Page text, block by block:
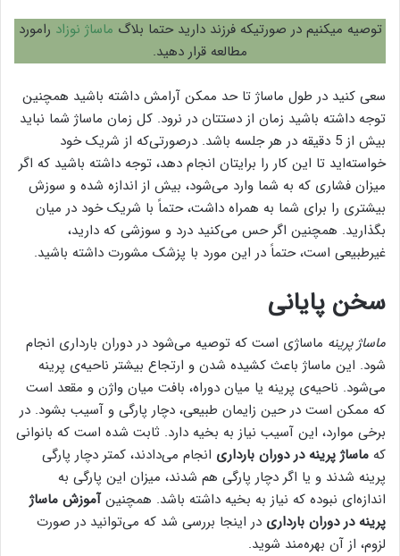
توصیه میکنیم در صورتیکه فرزند دارید حتما بلاگ ماساژ نوزاد رامورد
مطالعه قرار دهید.
سعی کنید در طول ماساژ تا حد ممکن آرامش داشته باشید همچنین
توجه داشته باشید زمان از دستتان در نرود. کل زمان ماساژ شما نباید
بیش از 5 دقیقه در هر جلسه باشد. درصورتی‌که از شریک خود
خواسته‌اید تا این کار را برایتان انجام دهد، توجه داشته باشید که اگر
میزان فشاری که به شما وارد می‌شود، بیش از اندازه شده و سوزش
بیشتری را برای شما به همراه داشت، حتماً با شریک خود در میان
بگذارید. همچنین اگر حس می‌کنید درد و سوزشی که دارید،
غیرطبیعی است، حتماً در این مورد با پزشک مشورت داشته باشید.
سخن پایانی
ماساژ پرینه ماساژی است که توصیه می‌شود در دوران بارداری انجام
شود. این ماساژ باعث کشیده شدن و ارتجاع بیشتر ناحیه‌ی پرینه
می‌شود. ناحیه‌ی پرینه یا میان دوراه، بافت میان واژن و مقعد است
که ممکن است در حین زایمان طبیعی، دچار پارگی و آسیب بشود. در
برخی موارد، این آسیب نیاز به بخیه دارد. ثابت شده است که بانوانی
که ماساژ پرینه در دوران بارداری انجام می‌دادند، کمتر دچار پارگی
پرینه شدند و یا اگر دچار پارگی هم شدند، میزان این پارگی به
اندازه‌ای نبوده که نیاز به بخیه داشته باشد. همچنینآموزش ماساژ
پرینه در دوران بارداری در اینجا بررسی شد که می‌توانید در صورت
لزوم، از آن بهره‌مند شوید.